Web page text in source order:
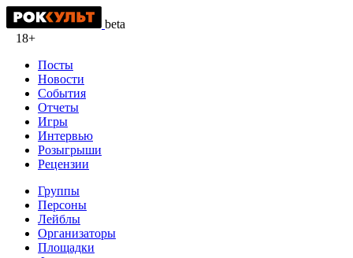
beta
18+
Посты
Новости
События
Отчеты
Игры
Интервью
Розыгрыши
Рецензии
Группы
Персоны
Лейблы
Организаторы
Площадки